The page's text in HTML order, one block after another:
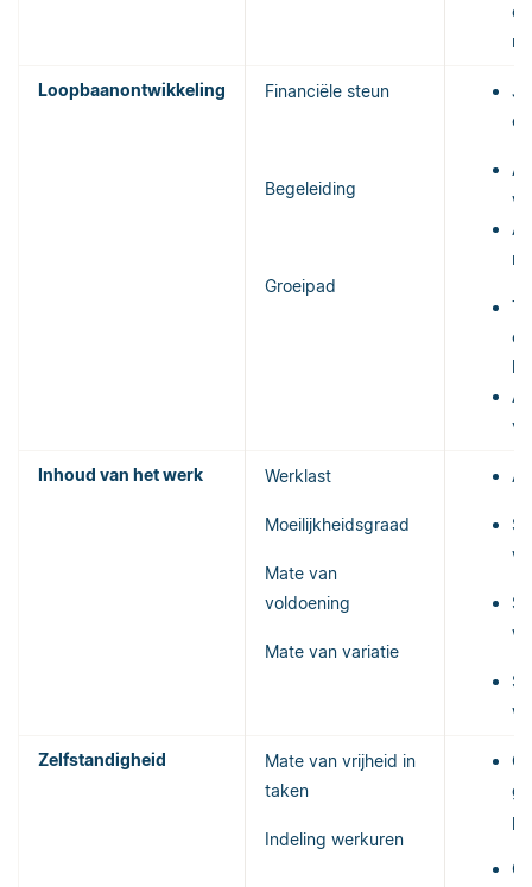
Loopbaanontwikkeling Financiële steun
Begeleiding
Groeipad
Inhoud van het werk Werklast
Moeilijkheidsgraad
Mate van
voldoening
Mate van variatie
Zelfstandigheid
Mate van vrijheid in
taken
Indeling werkuren